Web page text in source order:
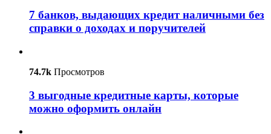
7 банков, выдающих кредит наличными без
справки о доходах и поручителей
74.7k Просмотров
3 выгодные кредитные карты, которые
можно оформить онлайн